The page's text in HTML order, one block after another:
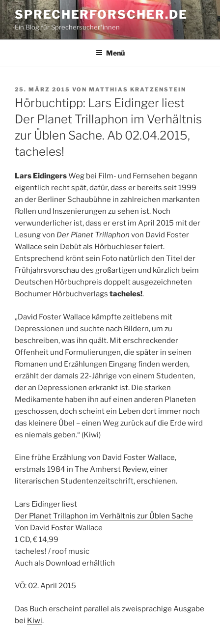
Zum
Inhalt
springen
SPRECHERFORSCHER.DE
Ein Blog für Sprechersucher*innen
Menü
VERÖFFENTLICHT
AM
25. MÄRZ 2015 VON MATTHIAS KRATZENSTEIN
Hörbuchtipp: Lars Eidinger liest
Der Planet Trillaphon im Verhältnis
zur Üblen Sache. Ab 02.04.2015,
tacheles!
Lars EidingersWeg bei Film- und Fernsehen begann
eigentlich recht spät, dafür, dass er bereits seit 1999
an der Berliner Schaubühne in zahlreichen markanten
Rollen und Inszenierungen zu sehen ist. Noch
verwunderlicher ist, dass er erst im April 2015 mit der
Lesung von Der Planet Trillaphon von David Foster
Wallace sein Debüt als Hörbuchleser feiert.
Entsprechend krönt sein Foto natürlich den Titel der
Frühjahrsvorschau des großartigen und kürzlich beim
Deutschen Hörbuchpreis doppelt ausgezeichneten
Bochumer Hörbuchverlags tacheles!.
„David Foster Wallace kämpfte zeitlebens mit
Depressionen und suchte nach Bildern, um zu
beschreiben, was ihn quält. Mit erschreckender
Offenheit und Formulierungen, die später in seinen
Romanen und Erzählungen Eingang finden werden,
erzählt der damals 22-Jährige von einem Studenten,
der an Depressionen erkrankt ist. Die starken
Medikamente haben ihn auf einen anderen Planeten
geschossen, doch scheint ein Leben dort immer noch
das kleinere Übel – einen Weg zurück auf die Erde wird
es niemals geben.“ (Kiwi)
Eine frühe Erzählung von David Foster Wallace,
erstmals 1984 in The Amherst Review, einer
literarischen Studentenzeitschrift, erschienen.
Lars Eidinger liest
Der Planet Trillaphon im Verhältnis zur Üblen Sache
Von David Foster Wallace
1 CD, € 14,99
tacheles! / roof music
Auch als Download erhältlich
VÖ: 02. April 2015
Das Buch erscheint parallel als zweisprachige Ausgabe
bei Kiwi.